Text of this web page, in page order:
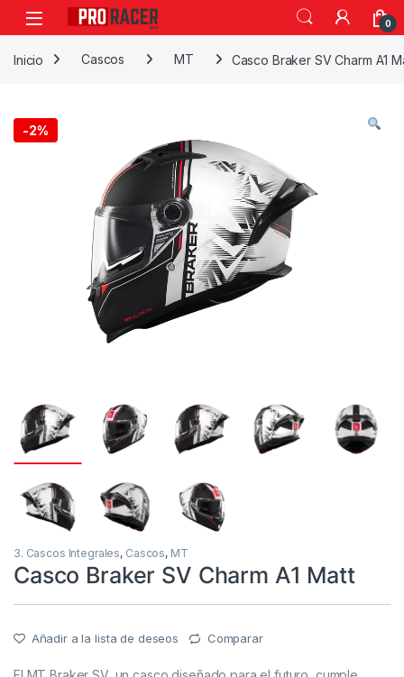
0
Inicio Cascos MT Casco Braker SV Charm A1
-2%
3. Cascos Integrales, Cascos, MT
Casco Braker SV Charm A1 Matt
Añadir a la lista de deseos Comparar